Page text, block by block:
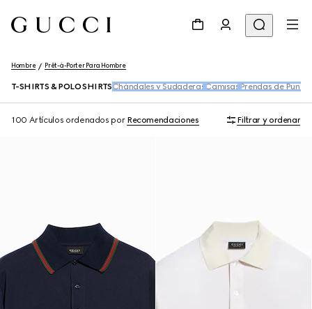
Hombre Prêt-à-Porter Para Hombre
T-SHIRTS & POLO SHIRTS Chándales y Sudaderas Camisas Prendas de Punto
100 Artículos ordenados por Recomendaciones Filtrar y ordenar